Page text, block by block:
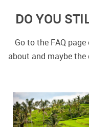
DO YOU
Go to the FAQ
about and maybe